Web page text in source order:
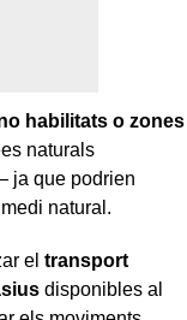
habilitats o zones
naturals
ja que podrien
natural.
el transport
disponibles al